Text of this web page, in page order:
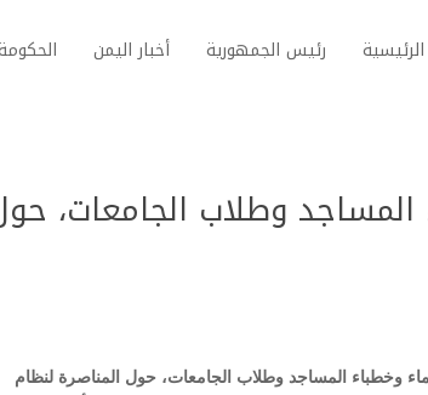
الرئيسية رئيس الجمهورية أخبار اليمن
وطلاب الجامعات،
وخطباء المساجد وطلاب الجامعات، حول المناصرة لنظام